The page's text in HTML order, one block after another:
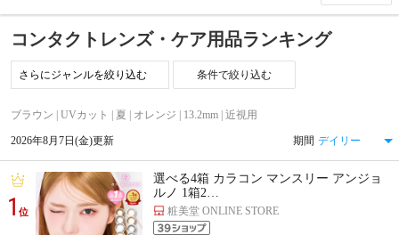
コンタクトレンズ・ケア用品ランキング
条件で絞り込む
ブラウン | UVカット | 夏 | オレンジ | 13.2mm | 近視用
2026年8月7日(金)更新 期間
1位
選べる4箱 カラコン マンスリー アンジョ
ルノ 1箱2…
粧美堂 ONLINE STORE